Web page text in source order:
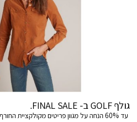
גולף GOLF ב- FINAL SALE.
עד 60% הנחה על מגוון פריטים מקולקציית החורף